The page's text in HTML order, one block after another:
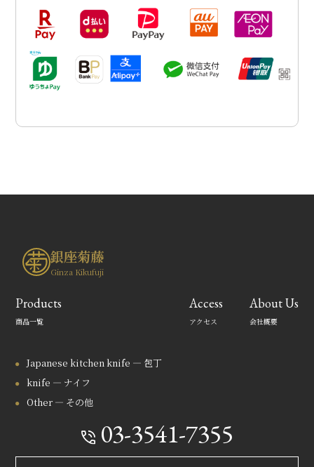
銀座菊藤
Ginza Kikufuji
Products
商品一覧
Japanese kitchen knife — 包丁
knife — ナイフ
Other — その他
Access
アクセス
About Us
会社概要
03-3541-7355